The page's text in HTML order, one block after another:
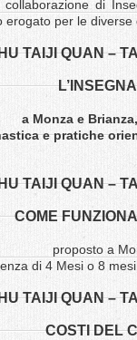
collaborazione di
per le diverse
TAIJI QUAN –
a Monza e
e pratiche
TAIJI QUAN –
COME
proposto a
di 4 Mesi o 8
TAIJI QUAN –
COSTI DEL